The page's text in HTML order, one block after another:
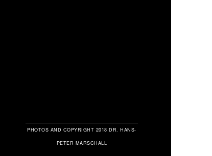
PHOTOS AND COPYRIGHT 2018 DR. HANS-
PETER MARSCHALL